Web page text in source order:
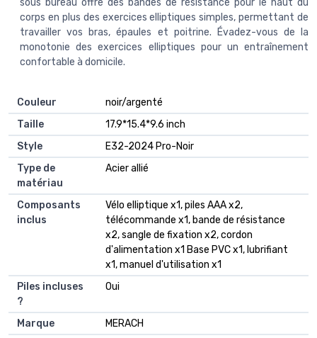
sous bureau offre des bandes de résistance pour le haut du
corps en plus des exercices elliptiques simples, permettant de
travailler vos bras, épaules et poitrine. Évadez-vous de la
monotonie des exercices elliptiques pour un entraînement
confortable à domicile.
Couleur
‎noir/argenté
Taille
‎17.9*15.4*9.6 inch
Style
‎E32-2024 Pro-Noir
Type de
matériau
‎Acier allié
Composants
inclus
‎Vélo elliptique x1, piles AAA x2,
télécommande x1, bande de résistance
x2, sangle de fixation x2, cordon
d'alimentation x1 Base PVC x1, lubrifiant
x1, manuel d'utilisation x1
Piles incluses
?
‎Oui
Marque
‎MERACH